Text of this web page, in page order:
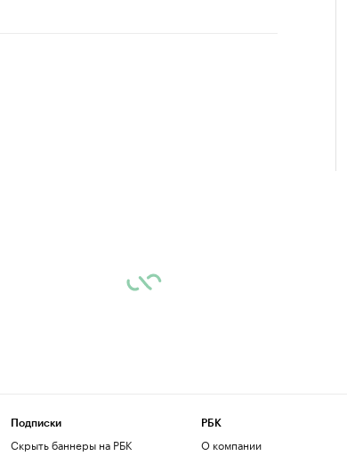
Подписки
Скрыть баннеры на РБК
РБК
О компании